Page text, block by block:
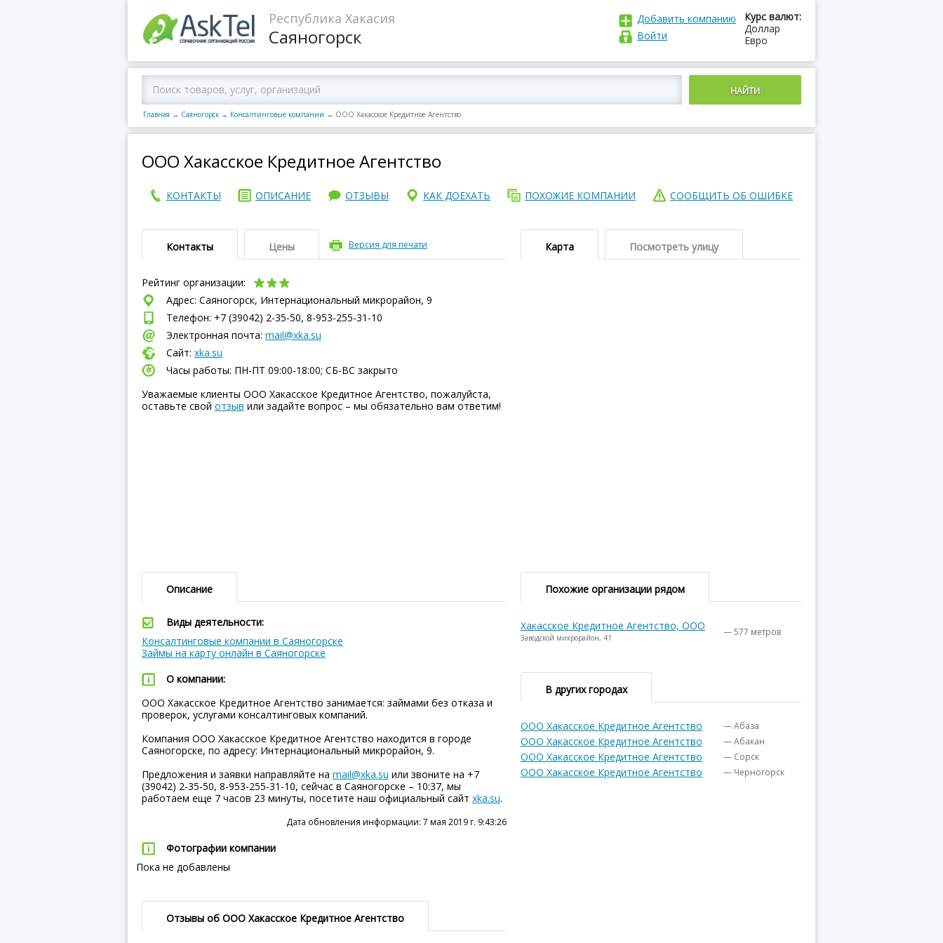
Республика Хакасия
Саяногорск
Курс валют:
Доллар
Евро
Добавить компанию
Войти
Главная → Саяногорск → Консалтинговые компании → ООО Хакасское Кредитное Агентство
ООО Хакасское Кредитное Агентство
КОНТАКТЫ ОПИСАНИЕ ОТЗЫВЫ КАК ДОЕХАТЬ ПОХОЖИЕ КОМПАНИИ СООБЩИТЬ ОБ ОШИБКЕ
Контакты Цены Версия для печати
Рейтинг организации:
Адрес: Саяногорск, Интернациональный микрорайон, 9
Телефон: +7 (39042) 2-35-50, 8-953-255-31-10
Электронная почта: mail@xka.su
Сайт: xka.su
Часы работы: ПН-ПТ 09:00-18:00; СБ-ВC закрыто
Уважаемые клиенты ООО Хакасское Кредитное Агентство, пожалуйста,
оставьте свой отзыв или задайте вопрос – мы обязательно вам ответим!
Карта Посмотреть улицу
Описание
Виды деятельности:
Консалтинговые компании в Саяногорске
Займы на карту онлайн в Саяногорске
О компании:
ООО Хакасское Кредитное Агентство занимается: займами без отказа и
проверок, услугами консалтинговых компаний.
Компания ООО Хакасское Кредитное Агентство находится в городе
Саяногорске, по адресу: Интернациональный микрорайон, 9.
Предложения и заявки направляйте на mail@xka.su или звоните на +7
(39042) 2-35-50, 8-953-255-31-10, сейчас в Саяногорске – 10:37, мы
работаем еще 7 часов 23 минуты, посетите наш официальный сайт xka.su.
Дата обновления информации: 7 мая 2019 г. 9:43:26
Фотографии компании
Пока не добавлены
Отзывы об ООО Хакасское Кредитное Агентство
Похожие организации рядом
Хакасское Кредитное Агентство, ООО
Заводской микрорайон, 41 — 577 метров
В других городах
ООО Хакасское Кредитное Агентство — Абаза
ООО Хакасское Кредитное Агентство — Абакан
ООО Хакасское Кредитное Агентство — Сорск
ООО Хакасское Кредитное Агентство — Черногорск